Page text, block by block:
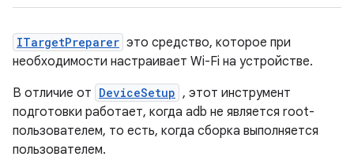
ITargetPreparer это средство, которое при
необходимости настраивает Wi-Fi на устройстве.
В отличие от DeviceSetup , этот инструмент
подготовки работает, когда adb не является root-
пользователем, то есть, когда сборка выполняется
пользователем.